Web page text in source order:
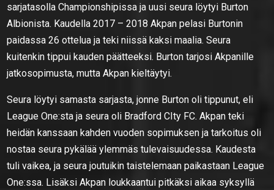
sarjatasolla Championshipissa ja uusi seura löytyi Burton
Albionista. Kaudella 2017 – 2018 Akpan pelasi Burtonin
paidassa 26 ottelua ja teki niissä kaksi maalia. Seura
kuitenkin tippui kauden päätteeksi. Burton tarjosi Akpanille
jatkosopimusta, mutta Akpan kieltäytyi.
Seura löytyi samasta sarjasta, jonne Burton oli tippunut, eli
League One:sta ja seura oli Bradford CIty FC. Akpan teki
heidän kanssaan kahden vuoden sopimuksen ja tarkoitus oli
nostaa seura pykälää ylemmäs tulevaisuudessa. Kaudesta
tuli vaikea, ja seura joutuikin taistelemaan paikastaan League
One:ssa. Lisäksi Akpan loukkaantui pitkäksi aikaa syksyllä